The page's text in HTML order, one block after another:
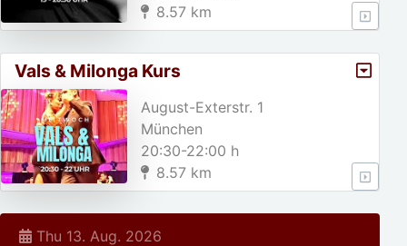
8.57 km
Vals & Milonga Kurs
August-Exterstr. 1
München
20:30-22:00 h
8.57 km
Thu 13. Aug. 2026